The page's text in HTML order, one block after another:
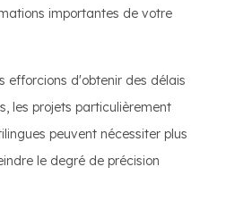
importantes de votre
efforcions d'obtenir des délais
les projets particulièrement
peuvent nécessiter plus
le degré de précision